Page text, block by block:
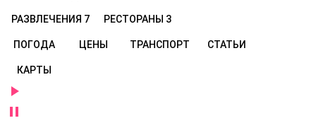
РАЗВЛЕЧЕНИЯ 7 РЕСТОРАНЫ 3
ПОГОДА ЦЕНЫ ТРАНСПОРТ СТАТЬИ
КАРТЫ

